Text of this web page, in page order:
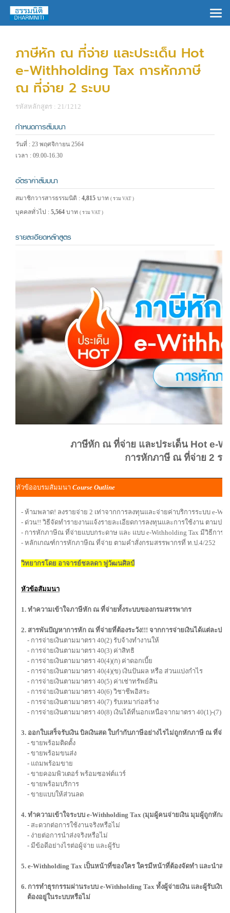
ภาษีหัก ณ ที่จ่าย และประเด็น Hot
e-Withholding Tax การหักภาษี
ณ ที่จ่าย 2 ระบบ
รหัสหลักสูตร : 21/1212
กำหนดการสัมมนา
วันที่ : 23 พฤศจิกายน 2564
เวลา : 09.00-16.30
อัตราค่าสัมมนา
สมาชิกวารสารธรรมนิติ : 4,815 บาท ( รวม VAT )
บุคคลทั่วไป : 5,564 บาท ( รวม VAT )
รายละเอียดหลักสูตร
ภาษีหัก ณ ที่จ่าย และประเด็น Hot e-
การหักภาษี ณ ที่จ่าย 2 ร
หัวข้ออบรมสัมมนา Course Outline
- ห้ามพลาด! ลงรายจ่าย 2 เท่าจากการลงทุนและจ่ายค่าบริการระบบ e-
- ด่วน!! วิธีจัดทำรายงานแจ้งรายละเอียดการลงทุนและการใช้งาน ตามปร
- การหักภาษีณ ที่จ่ายแบบกระดาษ และ แบบ e-Withholding Tax มีวิธีการ
- หลักเกณฑ์การหักภาษีณ ที่จ่าย ตามคำสั่งกรมสรรพากรที่ ท.ป.4/252
วิทยากรโดย อาจารย์ชลลดา ฟูวัฒนศิลป์
หัวข้อสัมมนา
1. ทำความเข้าใจภาษีหัก ณ ที่จ่ายทั้งระบบของกรมสรรพากร
2. สารพันปัญหาการหัก ณ ที่จ่ายที่ต้องระวัง!!! จากการจ่ายเงินได้แต่ละประ
- การจ่ายเงินตามมาตรา 40(2) รับจ้างทำงานให้
- การจ่ายเงินตามมาตรา 40(3) ค่าสิทธิ
- การจ่ายเงินตามมาตรา 40(4)(ก) ค่าดอกเบี้ย
- การจ่ายเงินตามมาตรา 40(4)(ข) เงินปันผล หรือ ส่วนแบ่งกำไร
- การจ่ายเงินตามมาตรา 40(5) ค่าเช่าทรัพย์สิน
- การจ่ายเงินตามมาตรา 40(6) วิชาชีพอิสระ
- การจ่ายเงินตามมาตรา 40(7) รับเหมาก่อสร้าง
- การจ่ายเงินตามมาตรา 40(8) เงินได้ที่นอกเหนือจากมาตรา 40(1)-(7)
3. ออกใบเสร็จรับเงิน บิลเงินสด ใบกำกับภาษีอย่างไรไม่ถูกหักภาษี ณ ที่จ่าย
- ขายพร้อมติดตั้ง
- ขายพร้อมขนส่ง
- แถมพร้อมขาย
- ขายคอมพิวเตอร์ พร้อมซอฟต์แวร์
- ขายพร้อมบริการ
- ขายแบบให้ส่วนลด
4. ทำความเข้าใจระบบ e-Withholding Tax (มุมผู้คนจ่ายเงิน มุมผู้ถูกหักภ
- สะดวกต่อการใช้งานจริงหรือไม่
- ง่ายต่อการนำส่งจริงหรือไม่
- มีข้อดีอย่างไรต่อผู้จ่าย และผู้รับ
5. e-Withholding Tax เป็นหน้าที่ของใคร ใครมีหน้าที่ต้องจัดทำ และนำส่ง
6. การทำธุรกรรมผ่านระบบ e-Withholding Tax ทั้งผู้จ่ายเงิน และผู้รับเงินจ
ต้องอยู่ในระบบหรือไม่
×